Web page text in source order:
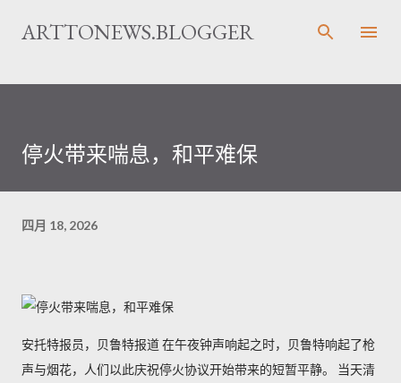
跳至主要内容
ARTTONEWS.BLOGGER
停火带来喘息，和平难保
四月 18, 2026
安托特报员，贝鲁特报道 在午夜钟声响起之时，贝鲁特响起了枪
声与烟花，人们以此庆祝停火协议开始带来的短暂平静。 当天清